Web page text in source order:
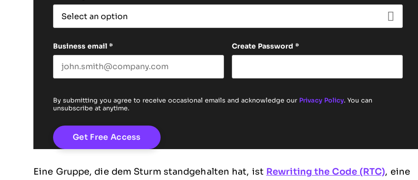
Business email * Create Password *
By submitting you agree to receive occasional emails and acknowledge our Privacy Policy. You can
unsubscribe at anytime.
Eine Gruppe, die dem Sturm standgehalten hat, ist Rewriting the Code (RTC), eine